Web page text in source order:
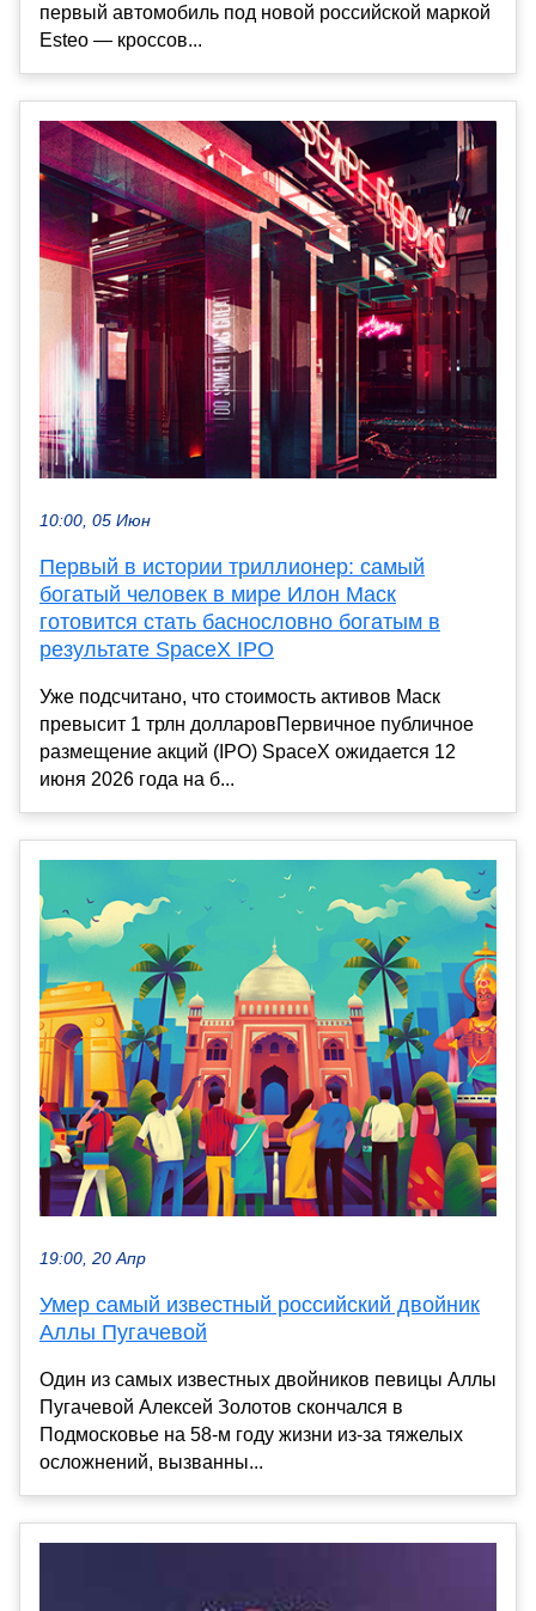
первый автомобиль под новой российской маркой
Esteo — кроссов...
10:00, 05 Июн
Первый в истории триллионер: самый
богатый человек в мире Илон Маск
готовится стать баснословно богатым в
результате SpaceX IPO
Уже подсчитано, что стоимость активов Маск
превысит 1 трлн долларовПервичное публичное
размещение акций (IPO) SpaceX ожидается 12
июня 2026 года на б...
19:00, 20 Апр
Умер самый известный российский двойник
Аллы Пугачевой
Один из самых известных двойников певицы Аллы
Пугачевой Алексей Золотов скончался в
Подмосковье на 58-м году жизни из-за тяжелых
осложнений, вызванны...